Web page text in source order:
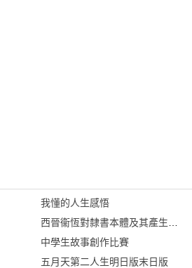
我懂的人生感悟
西晉衞恆對隸書本體及其產生背景
中學生故事創作比賽
五月天第二人生明日版末日版